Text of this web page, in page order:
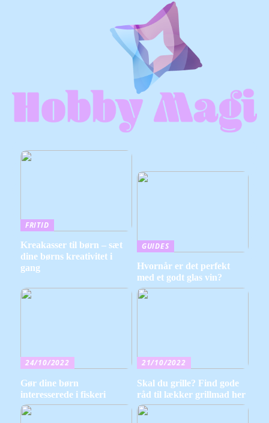
FRITID
Kreakasser til børn – sæt
dine børns kreativitet i
gang
GUIDES
Hvornår er det perfekt
med et godt glas vin?
24/10/2022
Gør dine børn
interesserede i fiskeri
21/10/2022
Skal du grille? Find gode
råd til lækker grillmad her